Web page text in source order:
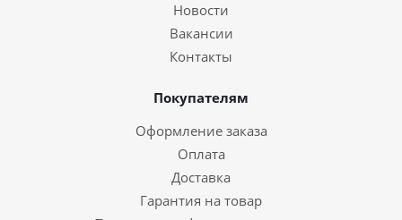
Новости
Вакансии
Контакты
Покупателям
Оформление заказа
Оплата
Доставка
Гарантия на товар